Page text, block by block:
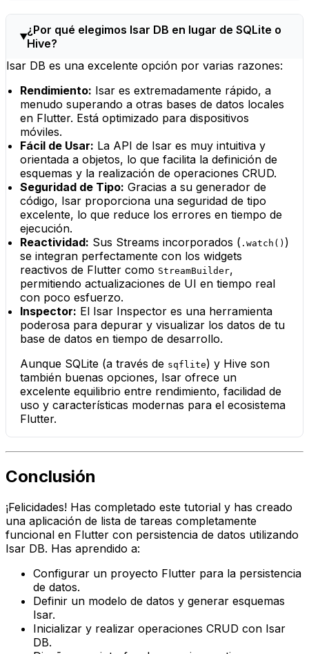
¿Por qué elegimos Isar DB en lugar de SQLite o
Hive?
Isar DB es una excelente opción por varias razones:
Rendimiento: Isar es extremadamente rápido, a
menudo superando a otras bases de datos locales
en Flutter. Está optimizado para dispositivos
móviles.
Fácil de Usar: La API de Isar es muy intuitiva y
orientada a objetos, lo que facilita la definición de
esquemas y la realización de operaciones CRUD.
Seguridad de Tipo: Gracias a su generador de
código, Isar proporciona una seguridad de tipo
excelente, lo que reduce los errores en tiempo de
ejecución.
Reactividad: Sus Streams incorporados ( .watch() )
se integran perfectamente con los widgets
reactivos de Flutter como StreamBuilder,
permitiendo actualizaciones de UI en tiempo real
con poco esfuerzo.
Inspector: El Isar Inspector es una herramienta
poderosa para depurar y visualizar los datos de tu
base de datos en tiempo de desarrollo.
Aunque SQLite (a través de sqflite) y Hive son
también buenas opciones, Isar ofrece un
excelente equilibrio entre rendimiento, facilidad de
uso y características modernas para el ecosistema
Flutter.
Conclusión
¡Felicidades! Has completado este tutorial y has creado
una aplicación de lista de tareas completamente
funcional en Flutter con persistencia de datos utilizando
Isar DB. Has aprendido a:
Configurar un proyecto Flutter para la persistencia
de datos.
Definir un modelo de datos y generar esquemas
Isar.
Inicializar y realizar operaciones CRUD con Isar
DB.